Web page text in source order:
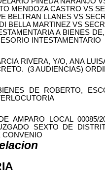
MENDOZA CASTRO VS
BELTRAN LLANES VS
BELLA MARTINEZ VS
A BIENES
INTESTAMENTARIO
RIVERA, Y/O, ANA
(3 AUDIENCIAS)
DE ROBERTO,
AMPARO LOCAL 00085/
SEXTO DE
CONVENIO